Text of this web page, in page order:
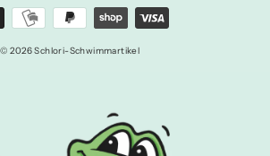
© 2026 Schlori-Schwimmartikel